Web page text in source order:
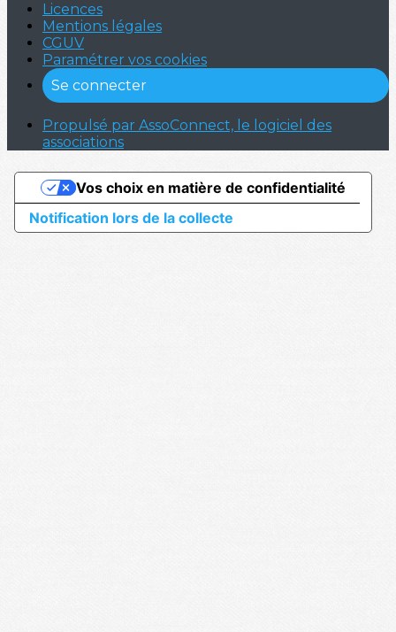
Licences
Mentions légales
CGUV
Paramétrer vos cookies
Se connecter
Propulsé par AssoConnect, le logiciel des
associations
Notification lors de la collecte
Vos choix en matière de confidentialité